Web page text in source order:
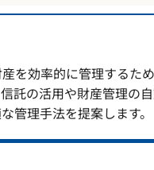
を効率的に管理するた
託の活用や財産管理の
管理手法を提案します。